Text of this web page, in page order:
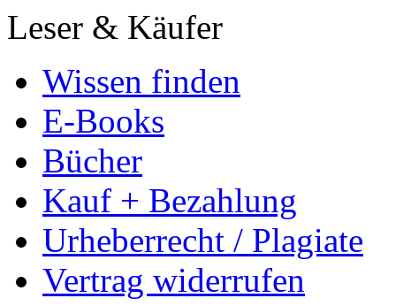
Leser & Käufer
Wissen finden
E-Books
Bücher
Kauf + Bezahlung
Urheberrecht / Plagiate
Vertrag widerrufen